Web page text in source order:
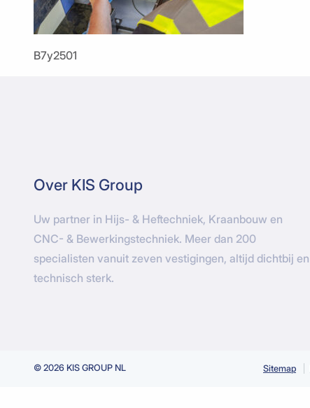
B7y2501
Over KIS Group
Uw partner in Hijs- & Heftechniek, Kraanbouw en
CNC- & Bewerkingstechniek. Meer dan 200
specialisten vanuit zeven vestigingen, altijd dichtbij en
technisch sterk.
© 2026 KIS GROUP NL Sitemap